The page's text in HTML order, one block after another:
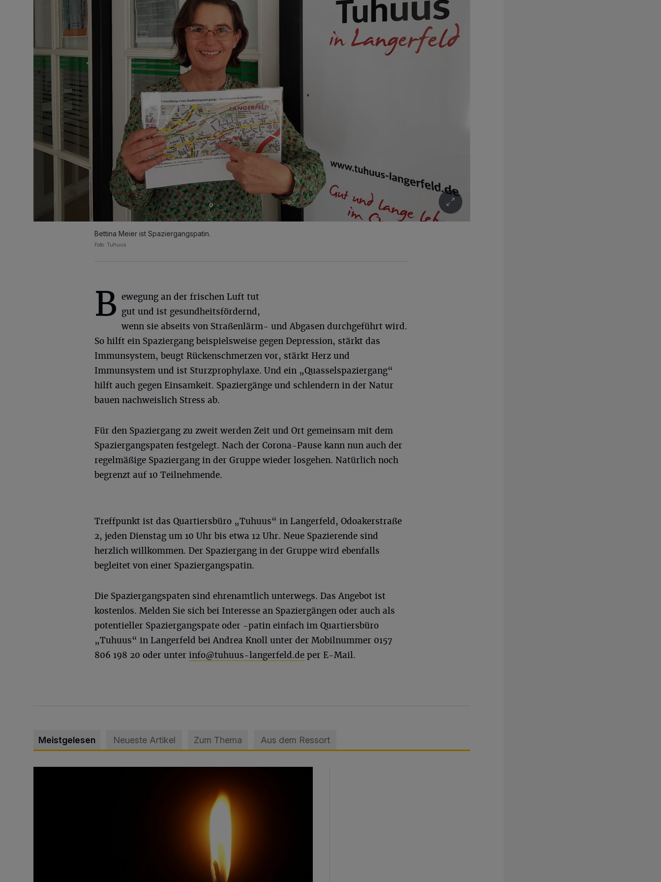
Bettina Meier ist Spaziergangspatin.
Foto: Tuhuus
B ewegung an der frischen Luft tut
gut und ist gesundheitsfördernd,
wenn sie abseits von Straßenlärm- und Abgasen durchgeführt wird.
So hilft ein Spaziergang beispielsweise gegen Depression, stärkt das
Immunsystem, beugt Rückenschmerzen vor, stärkt Herz und
Immunsystem und ist Sturzprophylaxe. Und ein „Quasselspaziergang“
hilft auch gegen Einsamkeit. Spaziergänge und schlendern in der Natur
bauen nachweislich Stress ab.
Für den Spaziergang zu zweit werden Zeit und Ort gemeinsam mit dem
Spaziergangspaten festgelegt. Nach der Corona-Pause kann nun auch der
regelmäßige Spaziergang in der Gruppe wieder losgehen. Natürlich noch
begrenzt auf 10 Teilnehmende.
Treffpunkt ist das Quartiersbüro „Tuhuus“ in Langerfeld, Odoakerstraße
2, jeden Dienstag um 10 Uhr bis etwa 12 Uhr. Neue Spazierende sind
herzlich willkommen. Der Spaziergang in der Gruppe wird ebenfalls
begleitet von einer Spaziergangspatin.
Die Spaziergangspaten sind ehrenamtlich unterwegs. Das Angebot ist
kostenlos. Melden Sie sich bei Interesse an Spaziergängen oder auch als
potentieller Spaziergangspate oder -patin einfach im Quartiersbüro
„Tuhuus“ in Langerfeld bei Andrea Knoll unter der Mobilnummer 0157
806 198 20 oder unter info@tuhuus-langerfeld.de per E-Mail.
Meistgelesen Neueste Artikel Zum Thema Aus dem Ressort